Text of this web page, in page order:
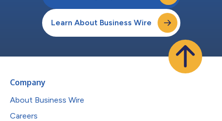
Learn About Business Wire
Company
About Business Wire
Careers